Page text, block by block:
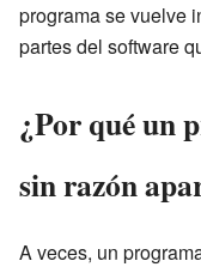
programa se vuelve
partes del software
¿Por qué un
sin razón
A veces, un